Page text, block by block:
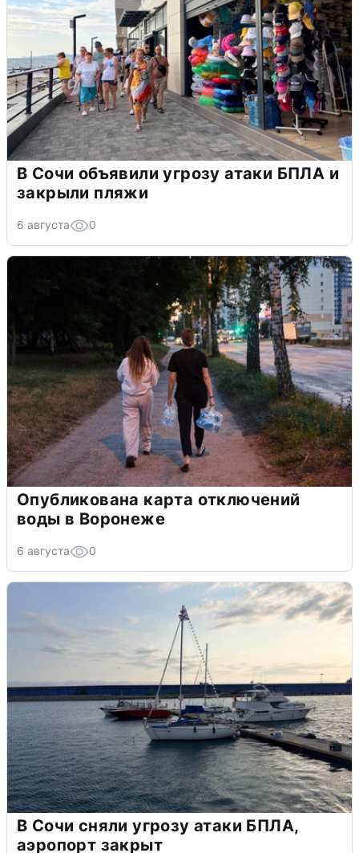
В Сочи объявили угрозу атаки БПЛА и
закрыли пляжи
6 августа 0
Опубликована карта отключений
воды в Воронеже
6 августа 0
В Сочи сняли угрозу атаки БПЛА,
аэропорт закрыт